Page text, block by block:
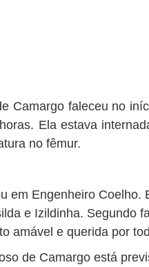
Camargo faleceu no
Ela estava
no fêmur.
em Engenheiro Coelho.
e Izildinha. Segundo
amável e querida por
de Camargo está